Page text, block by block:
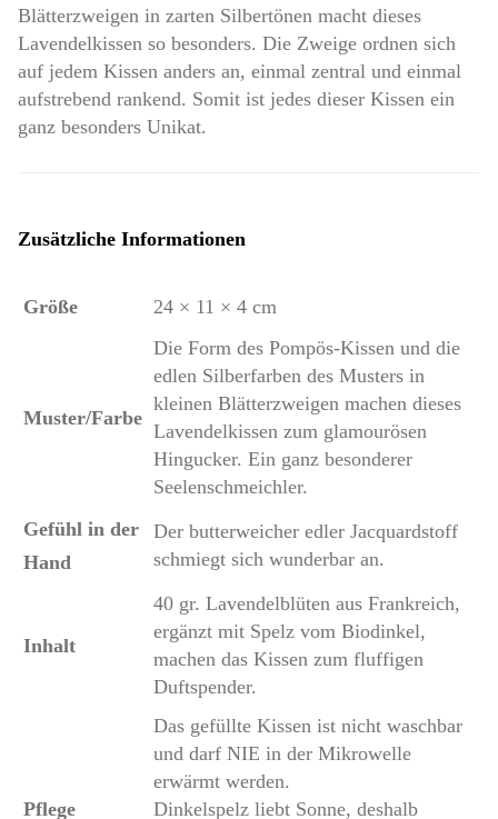
Blätterzweigen in zarten Silbertönen macht dieses
Lavendelkissen so besonders. Die Zweige ordnen sich
auf jedem Kissen anders an, einmal zentral und einmal
aufstrebend rankend. Somit ist jedes dieser Kissen ein
ganz besonders Unikat.
Zusätzliche Informationen
Größe 24 × 11 × 4 cm
Muster/Farbe
Die Form des Pompös-Kissen und die
edlen Silberfarben des Musters in
kleinen Blätterzweigen machen dieses
Lavendelkissen zum glamourösen
Hingucker. Ein ganz besonderer
Seelenschmeichler.
Gefühl in der
Hand
Der butterweicher edler Jacquardstoff
schmiegt sich wunderbar an.
Inhalt
40 gr. Lavendelblüten aus Frankreich,
ergänzt mit Spelz vom Biodinkel,
machen das Kissen zum fluffigen
Duftspender.
Pflege
Das gefüllte Kissen ist nicht waschbar
und darf NIE in der Mikrowelle
erwärmt werden.
Dinkelspelz liebt Sonne, deshalb